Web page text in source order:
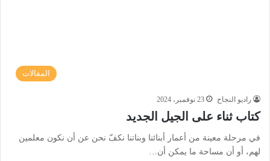
المقالات
راديو النجاح 23 نوفمبر، 2024
كتاب ثناء على الجيل الجديد
في مرحلة معينة من أعمار أبنائنا وبناتنا نكفّ نحن عن أن نكون معلمين
لهم، أو أن مساحة ما يمكن أن…